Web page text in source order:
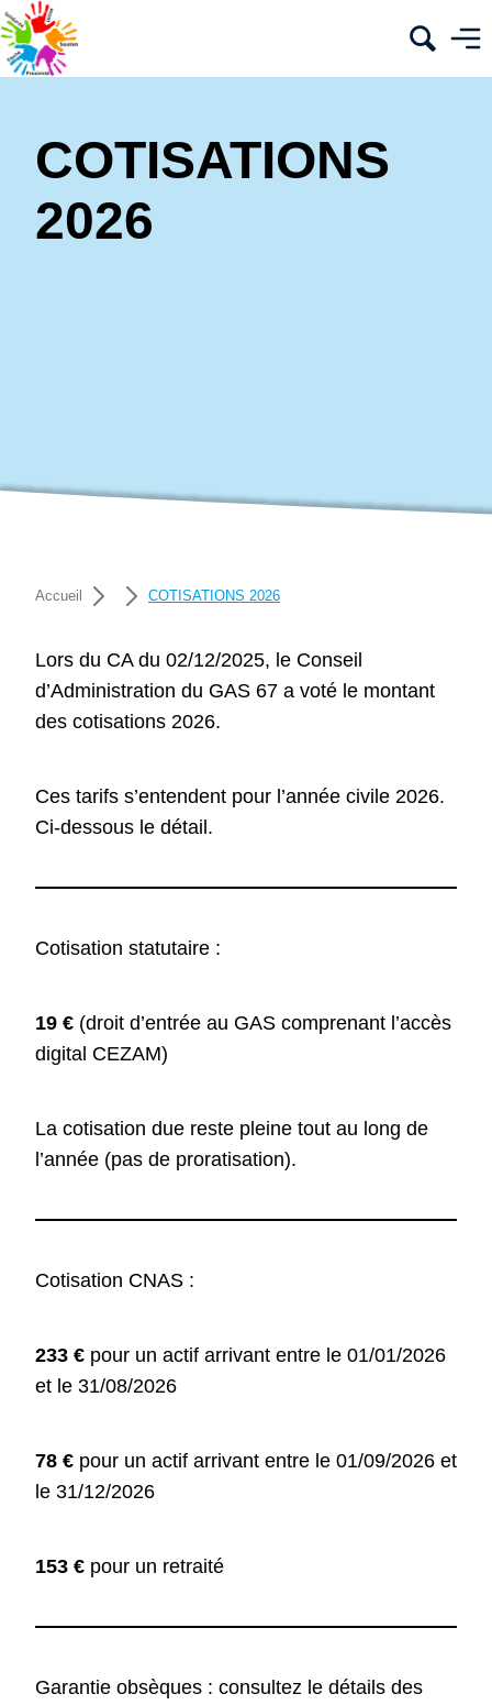
COTISATIONS
2026
Accueil COTISATIONS 2026
Lors du CA du 02/12/2025, le Conseil
d’Administration du GAS 67 a voté le montant
des cotisations 2026.
Ces tarifs s’entendent pour l’année civile 2026.
Ci-dessous le détail.
Cotisation statutaire :
19 € (droit d’entrée au GAS comprenant l’accès
digital CEZAM)
La cotisation due reste pleine tout au long de
l’année (pas de proratisation).
Cotisation CNAS :
233 € pour un actif arrivant entre le 01/01/2026
et le 31/08/2026
78 € pour un actif arrivant entre le 01/09/2026 et
le 31/12/2026
153 € pour un retraité
Garantie obsèques : consultez le détails des